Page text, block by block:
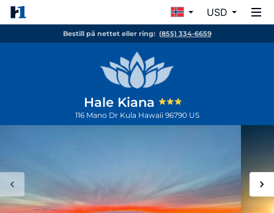
USD
Bestill på nettet eller ring: (855) 334-6659
Hale Kiana
116 Mano Dr Kula Hawaii 96790 US